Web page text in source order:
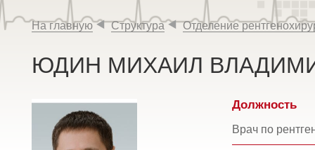
На главную Структура Отделение
ЮДИН МИХАИЛ
Должность
Врач по